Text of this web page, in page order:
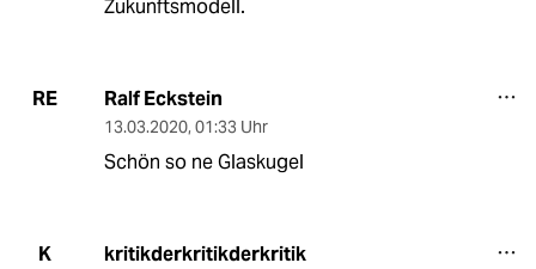
Zukunftsmodell.
RE Ralf Eckstein
13.03.2020, 01:33 Uhr
Schön so ne Glaskugel
K kritikderkritikderkritik